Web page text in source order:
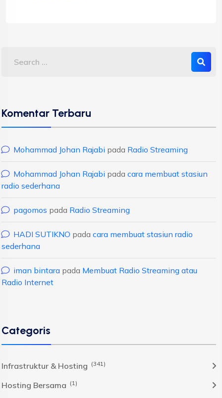
Komentar Terbaru
Mohammad Johan Rajabi pada Radio Streaming
Mohammad Johan Rajabi pada cara membuat stasiun
radio sederhana
pagomos pada Radio Streaming
HADI SUTIKNO pada cara membuat stasiun radio
sederhana
iman bintara pada Membuat Radio Streaming atau
Radio Internet
Categoris
Infrastruktur & Hosting (341)
Hosting Bersama (1)